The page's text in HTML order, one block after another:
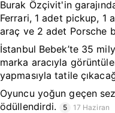
Burak Özçivit'in
Ferrari, 1 adet pickup, 1
araç ve 2 adet Porsche
İstanbul Bebek’te 35
marka aracıyla
yapmasıyla tatile
Oyuncu yoğun geçen
ödüllendirdi.
5 17 Haziran